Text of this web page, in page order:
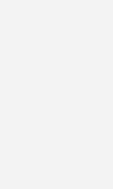
dem PV
von uns
gebündelt und